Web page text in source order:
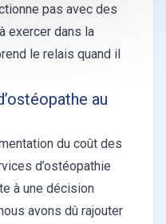
pas avec des
exercer dans la
le relais quand il
au
du coût des
d’ostéopathie
à une décision
avons dû rajouter